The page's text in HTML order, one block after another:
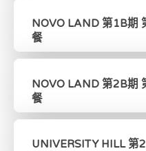
NOVO LAND 第1B期
餐
NOVO LAND 第2B期
餐
UNIVERSITY HILL 第